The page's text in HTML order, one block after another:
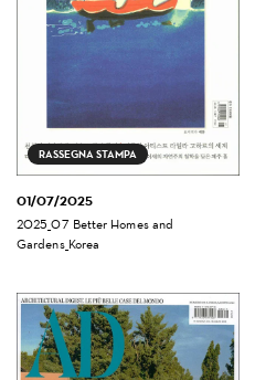
RASSEGNA STAMPA
01/07/2025
2025_07 Better Homes and
Gardens_Korea